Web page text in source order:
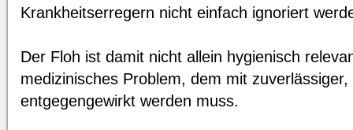
Krankheitserregern nicht einfach ignoriert
Der Floh ist damit nicht allein hygienisch
medizinisches Problem, dem mit
entgegengewirkt werden muss.